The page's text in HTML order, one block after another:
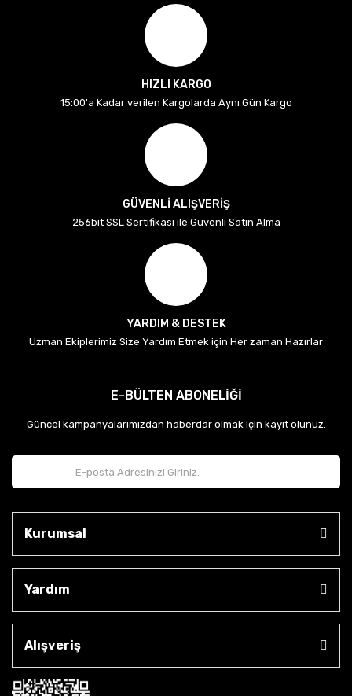
HIZLI KARGO
15:00'a Kadar verilen Kargolarda Aynı Gün Kargo
GÜVENLİ ALIŞVERİŞ
256bit SSL Sertifikası ile Güvenli Satın Alma
YARDIM & DESTEK
Uzman Ekiplerimiz Size Yardım Etmek için Her zaman Hazırlar
E-BÜLTEN ABONELİĞİ
Güncel kampanyalarımızdan haberdar olmak için kayıt olunuz.
Kurumsal
Yardım
Alışveriş